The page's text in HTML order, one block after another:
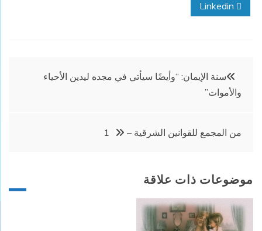
تصفّح
المقالات
سنة الإيمان: “وأيضًا سيأتي في مجده ليدين الأحياء
والأموات”
من المجمع للقوانين الشرقية – 1
موضوعات ذات علاقة